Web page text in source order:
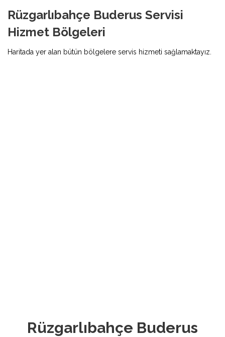
Rüzgarlıbahçe Buderus Servisi
Hizmet Bölgeleri
Haritada yer alan bütün bölgelere servis hizmeti sağlamaktayız.
Rüzgarlıbahçe Buderus